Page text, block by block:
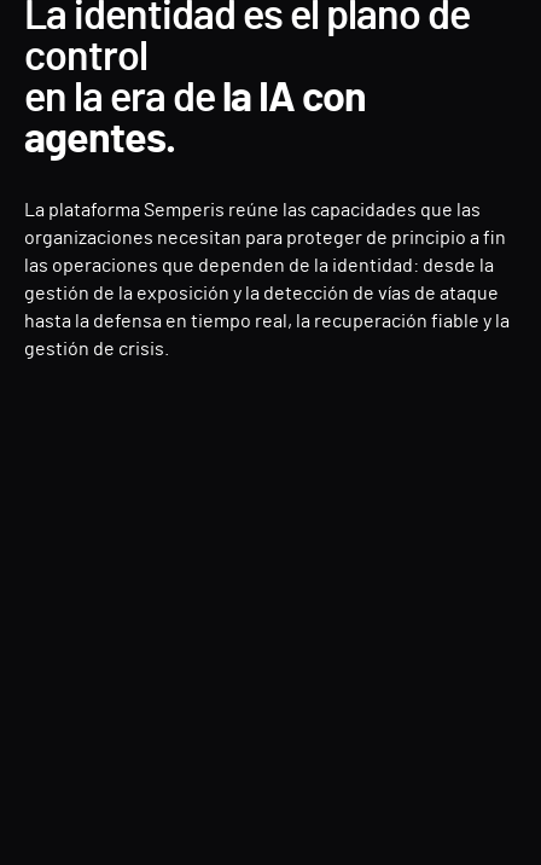
La identidad es el plano de
control
en la era de la IA con
agentes.
La plataforma Semperis reúne las capacidades que las
organizaciones necesitan para proteger de principio a fin
las operaciones que dependen de la identidad: desde la
gestión de la exposición y la detección de vías de ataque
hasta la defensa en tiempo real, la recuperación fiable y la
gestión de crisis.